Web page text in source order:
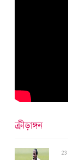
ক্ৰীড়াঙ্গন